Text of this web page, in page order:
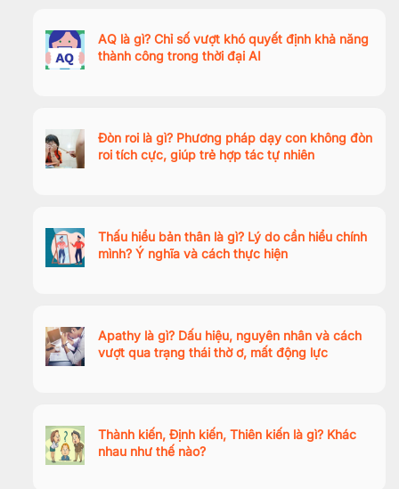
AQ là gì? Chỉ số vượt khó quyết định khả năng
thành công trong thời đại AI
Đòn roi là gì? Phương pháp dạy con không đòn
roi tích cực, giúp trẻ hợp tác tự nhiên
Thấu hiểu bản thân là gì? Lý do cần hiểu chính
mình? Ý nghĩa và cách thực hiện
Apathy là gì? Dấu hiệu, nguyên nhân và cách
vượt qua trạng thái thờ ơ, mất động lực
Thành kiến, Định kiến, Thiên kiến là gì? Khác
nhau như thế nào?